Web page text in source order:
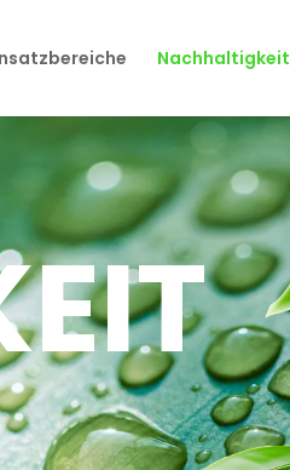
Nachhaltigkeit